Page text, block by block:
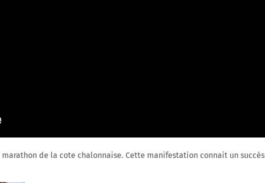
de la cote chalonnaise. Cette manifestation connait un succès